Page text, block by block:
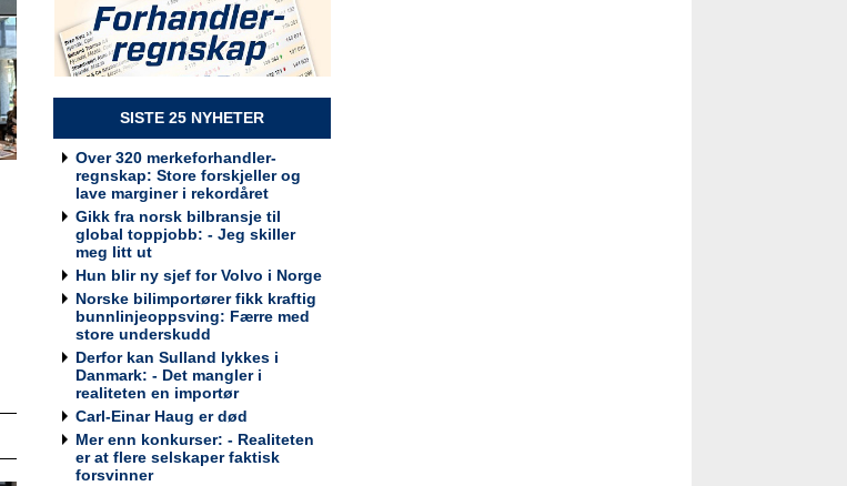
Selger kundeservice
Rodin & Co AS
Billakkerer søkes til Werksta
Werksta Norge
Kundemottaker og Takserer for
Werksta Grorud
Werksta Norge
SISTE 25 NYHETER
Over 320 merkeforhandler-
regnskap: Store forskjeller og
lave marginer i rekordåret
Gikk fra norsk bilbransje til
global toppjobb: - Jeg skiller
meg litt ut
Hun blir ny sjef for Volvo i Norge
Norske bilimportører fikk kraftig
bunnlinjeoppsving: Færre med
store underskudd
Derfor kan Sulland lykkes i
Danmark: - Det mangler i
realiteten en importør
Carl-Einar Haug er død
Mer enn konkurser: - Realiteten
er at flere selskaper faktisk
forsvinner